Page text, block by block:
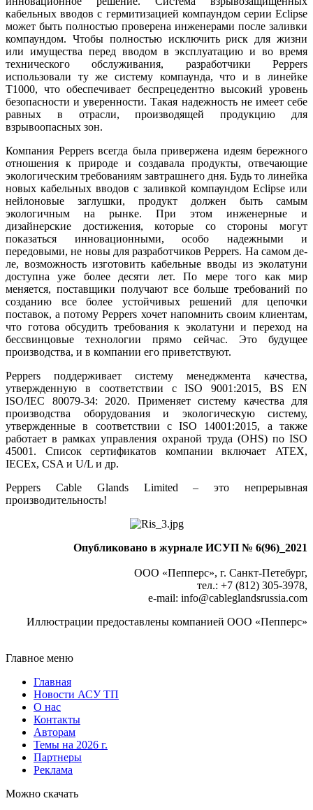
кабельных вводов с гермитизацией компаундом серии Eclipse
может быть полностью проверена инженерами после заливки
компаундом. Чтобы полностью исключить риск для жизни
или имущества перед вводом в эксплуатацию и во время
технического обслуживания, разработчики Peppers
использовали ту же систему компаунда, что и в линейке
T1000, что обеспечивает беспрецедентно высокий уровень
безопасности и уверенности. Такая надежность не имеет се­бе
равных в отрасли, производящей продукцию для
взрывоопасных зон.
Компания Peppers всегда была привержена идеям бережного
отношения к природе и создавала продукты, отвечающие
экологическим требованиям завтрашнего дня. Будь то линейка
новых кабельных вводов с заливкой компаундом Eclipse или
нейлоновые заглушки, продукт должен быть самым
экологичным на рынке. При этом инженерные и
дизайнерские достижения, которые со стороны могут
показаться инновационными, особо надежными и
передовыми, не но­вы для разработчиков Peppers. На самом де­
ле, возможность изготовить кабельные вводы из эколатуни
доступна уже более десяти лет. По ме­ре то­го как мир
меняется, поставщики получают все больше требований по
созданию все более устойчивых решений для цепочки
поставок, а потому Peppers хочет напомнить своим клиентам,
что готова обсудить требования к эколатуни и переход на
бессвинцовые технологии прямо сейчас. Это будущее
производства, и в компании его приветствуют.
Peppers поддерживает систему менеджмента качества,
утвержденную в соответствии с ISO 9001:2015, BS EN
ISO/IEC 80079-34: 2020. Применяет систему качества для
производства оборудования и экологическую систему,
утвержденные в соответствии с ISO 14001:2015, а также
работает в рамках управления охраной труда (OHS) по ISO
45001. Список сертификатов компании включает ATEX,
IECEx, CSA и U/L и др.
Peppers Cable Glands Limited – это непрерывная
производительность!
Опубликовано в журнале ИСУП № 6(96)_2021
ООО «Пепперс», г. Санкт-Петебург,
тел.: +7 (812) 305-3978,
e-mail: info@cableglandsrussia.com
Иллюстрации предоставлены компанией ООО «Пепперс»
Главное меню
Главная
Новости АСУ ТП
О нас
Контакты
Авторам
Темы на 2026 г.
Партнеры
Реклама
Можно скачать